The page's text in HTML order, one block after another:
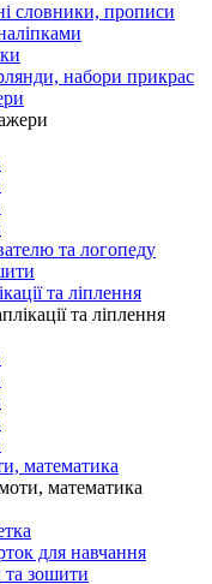
словники, прописи
набори прикрас
та логопеду
та ліплення
та ліплення
математика
математика
для навчання
зошити